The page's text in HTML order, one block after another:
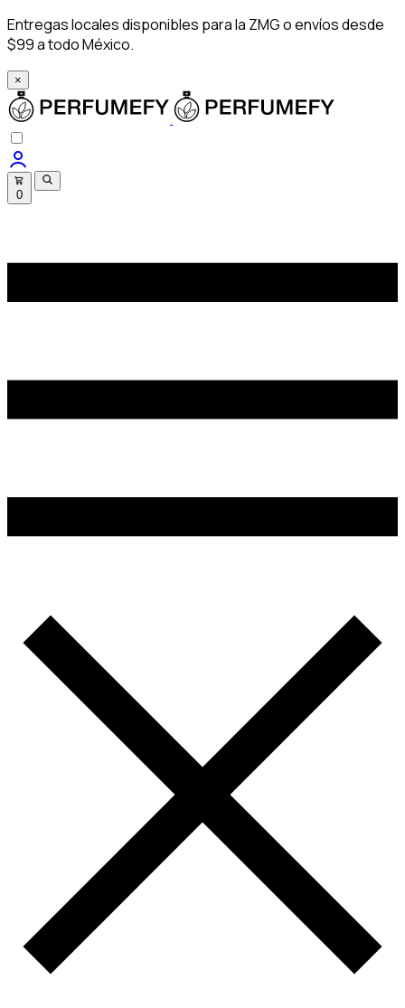
Entregas locales disponibles para la ZMG o envíos desde
$99 a todo México.
×
0